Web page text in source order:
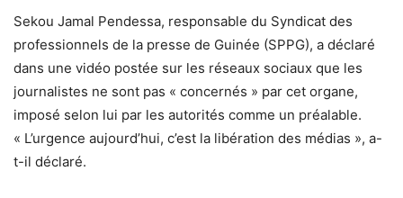
Sekou Jamal Pendessa, responsable du Syndicat des
professionnels de la presse de Guinée (SPPG), a déclaré
dans une vidéo postée sur les réseaux sociaux que les
journalistes ne sont pas « concernés » par cet organe,
imposé selon lui par les autorités comme un préalable.
« L’urgence aujourd’hui, c’est la libération des médias », a-
t-il déclaré.